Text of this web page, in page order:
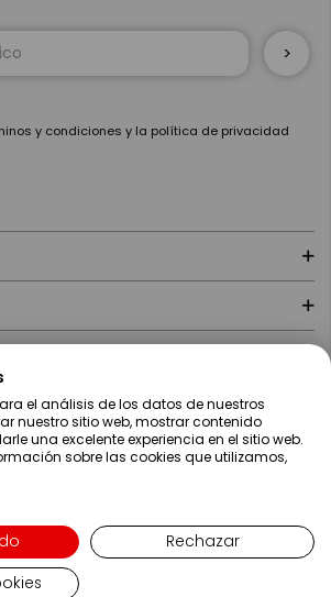
y condiciones y la política de privacidad
Contacto
Servei Estació S.A - Web desarrollada por
el análisis de los datos de nuestros
nuestro sitio web, mostrar contenido
una excelente experiencia en el sitio web.
sobre las cookies que utilizamos,
Rechazar